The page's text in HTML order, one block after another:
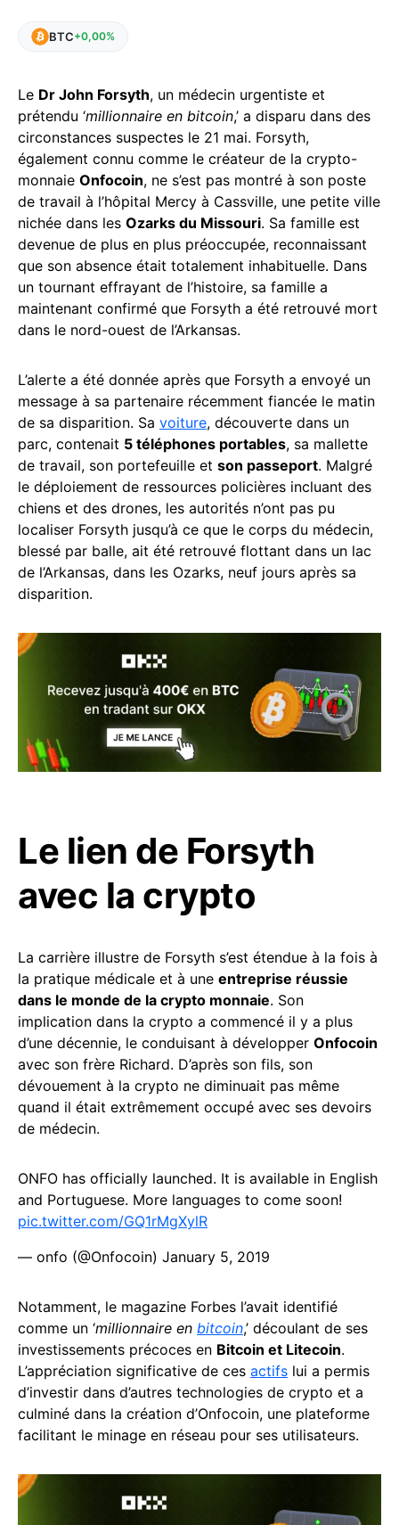
BTC+0,00%
Le Dr John Forsyth, un médecin urgentiste et
prétendu ‘millionnaire en bitcoin,’ a disparu dans des
circonstances suspectes le 21 mai. Forsyth,
également connu comme le créateur de la crypto-
monnaie Onfocoin, ne s’est pas montré à son poste
de travail à l’hôpital Mercy à Cassville, une petite ville
nichée dans les Ozarks du Missouri. Sa famille est
devenue de plus en plus préoccupée, reconnaissant
que son absence était totalement inhabituelle. Dans
un tournant effrayant de l’histoire, sa famille a
maintenant confirmé que Forsyth a été retrouvé mort
dans le nord-ouest de l’Arkansas.
L’alerte a été donnée après que Forsyth a envoyé un
message à sa partenaire récemment fiancée le matin
de sa disparition. Sa voiture, découverte dans un
parc, contenait 5 téléphones portables, sa mallette
de travail, son portefeuille et son passeport. Malgré
le déploiement de ressources policières incluant des
chiens et des drones, les autorités n’ont pas pu
localiser Forsyth jusqu’à ce que le corps du médecin,
blessé par balle, ait été retrouvé flottant dans un lac
de l’Arkansas, dans les Ozarks, neuf jours après sa
disparition.
Le lien de Forsyth
avec la crypto
La carrière illustre de Forsyth s’est étendue à la fois à
la pratique médicale et à une entreprise réussie
dans le monde de la crypto monnaie. Son
implication dans la crypto a commencé il y a plus
d’une décennie, le conduisant à développer Onfocoin
avec son frère Richard. D’après son fils, son
dévouement à la crypto ne diminuait pas même
quand il était extrêmement occupé avec ses devoirs
de médecin.
ONFO has officially launched. It is available in English
and Portuguese. More languages to come soon!
pic.twitter.com/GQ1rMgXylR
— onfo (@Onfocoin) January 5, 2019
Notamment, le magazine Forbes l’avait identifié
comme un ‘millionnaire en bitcoin,’ découlant de ses
investissements précoces en Bitcoin et Litecoin.
L’appréciation significative de ces actifs lui a permis
d’investir dans d’autres technologies de crypto et a
culminé dans la création d’Onfocoin, une plateforme
facilitant le minage en réseau pour ses utilisateurs.